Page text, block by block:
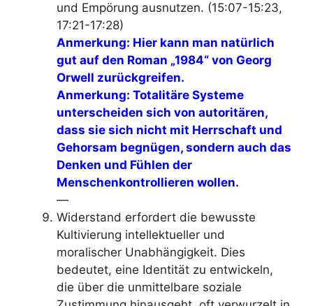
und Empörung ausnutzen. (15:07-15:23,
17:21-17:28)
Anmerkung: Hier kann man natürlich
gut auf den Roman „1984“ von Georg
Orwell zurückgreifen.
Anmerkung: Totalitäre Systeme
unterscheiden sich von autoritären,
dass sie sich nicht mit Herrschaft und
Gehorsam begnügen, sondern auch das
Denken und Fühlen der
Menschenkontrollieren wollen.
—
Widerstand erfordert die bewusste
Kultivierung intellektueller und
moralischer Unabhängigkeit. Dies
bedeutet, eine Identität zu entwickeln,
die über die unmittelbare soziale